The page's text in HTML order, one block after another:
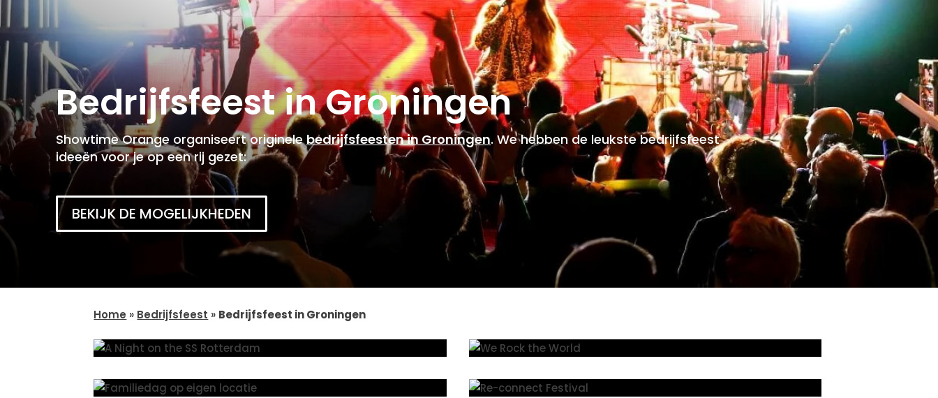
Bedrijfsfeest in Groningen
Showtime Orange organiseert originelebedrijfsfeesten in Groningen. We hebben de leukste bedrijfsfeest
ideeën voor je op een rij gezet:
BEKIJK DE MOGELIJKHEDEN
Home » Bedrijfsfeest » Bedrijfsfeest in Groningen